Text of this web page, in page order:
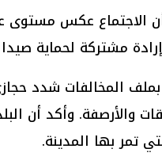
الاجتماع عكس مستوى
مشتركة لحماية صيدا
المخالفات شدد
والأرصفة. وأكد أن
تمر بها المدينة.